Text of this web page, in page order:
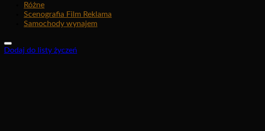
Różne
Scenografia Film Reklama
Samochody wynajem
Dodaj do listy życzeń